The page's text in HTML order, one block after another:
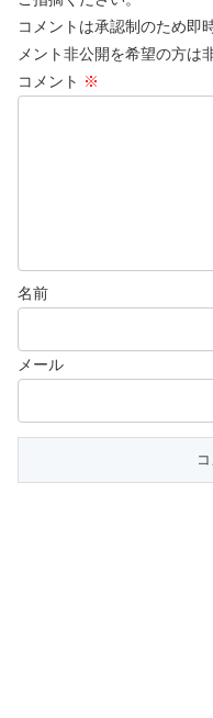
コメントは承認制のため即
メント非公開を希望の方は
コメント ※
名前
メール